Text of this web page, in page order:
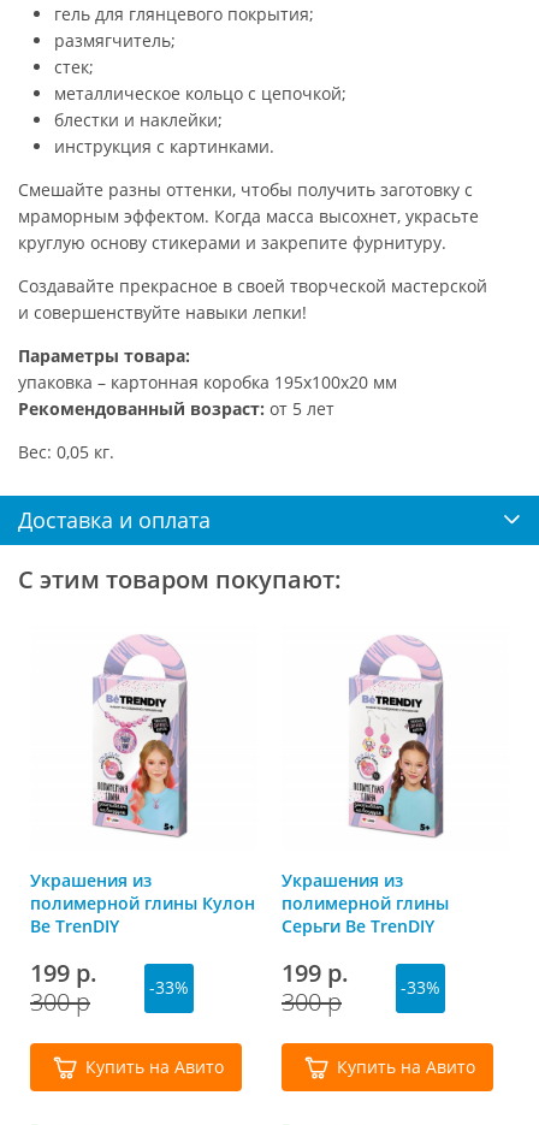
гель для глянцевого покрытия;
размягчитель;
стек;
металлическое кольцо с цепочкой;
блестки и наклейки;
инструкция с картинками.
Смешайте разны оттенки, чтобы получить заготовку с
мраморным эффектом. Когда масса высохнет, украсьте
круглую основу стикерами и закрепите фурнитуру.
Создавайте прекрасное в своей творческой мастерской
и совершенствуйте навыки лепки!
Параметры товара:
упаковка – картонная коробка 195х100х20 мм
Рекомендованный возраст: от 5 лет
Вес: 0,05 кг.
Доставка и оплата
С этим товаром покупают:
Украшения из
полимерной глины Кулон
Be TrenDIY
199 р.
300 р
-33%
Купить на Авито
Украшения из
полимерной глины
Серьги Be TrenDIY
199 р.
300 р
-33%
Купить на Авито